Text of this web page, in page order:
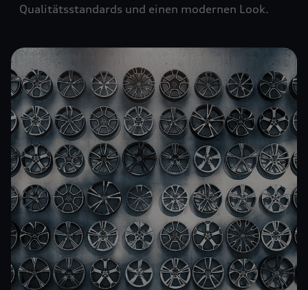
Qualitätsstandards und einen modernen Look.